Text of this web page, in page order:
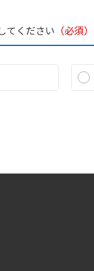
てください （必須）